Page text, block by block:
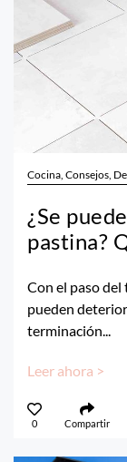
Cocina, Consejos,
¿Se
pastina?
Con el paso del
pueden
terminación...
Leer ahora >
0 Compartir